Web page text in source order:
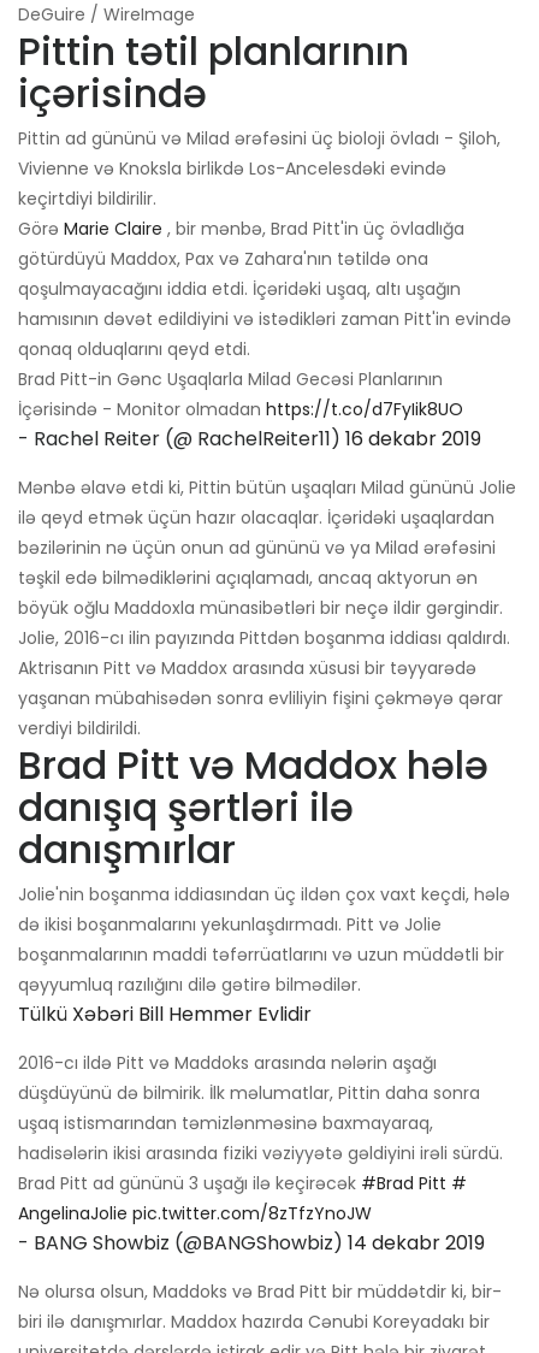
DeGuire / WireImage
Pittin tətil planlarının
içərisində
Pittin ad gününü və Milad ərəfəsini üç bioloji övladı - Şiloh,
Vivienne və Knoksla birlikdə Los-Ancelesdəki evində
keçirtdiyi bildirilir.
Görə Marie Claire , bir mənbə, Brad Pitt'in üç övladlığa
götürdüyü Maddox, Pax və Zahara'nın tətildə ona
qoşulmayacağını iddia etdi. İçəridəki uşaq, altı uşağın
hamısının dəvət edildiyini və istədikləri zaman Pitt'in evində
qonaq olduqlarını qeyd etdi.
Brad Pitt-in Gənc Uşaqlarla Milad Gecəsi Planlarının
İçərisində - Monitor olmadan https://t.co/d7FyIik8UO
- Rachel Reiter (@ RachelReiter11) 16 dekabr 2019
Mənbə əlavə etdi ki, Pittin bütün uşaqları Milad gününü Jolie
ilə qeyd etmək üçün hazır olacaqlar. İçəridəki uşaqlardan
bəzilərinin nə üçün onun ad gününü və ya Milad ərəfəsini
təşkil edə bilmədiklərini açıqlamadı, ancaq aktyorun ən
böyük oğlu Maddoxla münasibətləri bir neçə ildir gərgindir.
Jolie, 2016-cı ilin payızında Pittdən boşanma iddiası qaldırdı.
Aktrisanın Pitt və Maddox arasında xüsusi bir təyyarədə
yaşanan mübahisədən sonra evliliyin fişini çəkməyə qərar
verdiyi bildirildi.
Brad Pitt və Maddox hələ
danışıq şərtləri ilə
danışmırlar
Jolie'nin boşanma iddiasından üç ildən çox vaxt keçdi, hələ
də ikisi boşanmalarını yekunlaşdırmadı. Pitt və Jolie
boşanmalarının maddi təfərrüatlarını və uzun müddətli bir
qəyyumluq razılığını dilə gətirə bilmədilər.
Tülkü Xəbəri Bill Hemmer Evlidir
2016-cı ildə Pitt və Maddoks arasında nələrin aşağı
düşdüyünü də bilmirik. İlk məlumatlar, Pittin daha sonra
uşaq istismarından təmizlənməsinə baxmayaraq,
hadisələrin ikisi arasında fiziki vəziyyətə gəldiyini irəli sürdü.
Brad Pitt ad gününü 3 uşağı ilə keçirəcək #Brad Pitt #
AngelinaJolie pic.twitter.com/8zTfzYnoJW
- BANG Showbiz (@BANGShowbiz) 14 dekabr 2019
Nə olursa olsun, Maddoks və Brad Pitt bir müddətdir ki, bir-
biri ilə danışmırlar. Maddox hazırda Cənubi Koreyadakı bir